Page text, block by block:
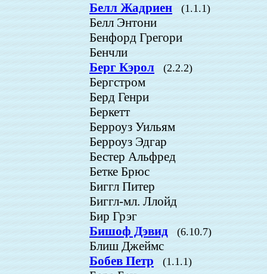
Белл Жадриен
(1.1.1)
Белл Энтони
Бенфорд Грегори
Бенчли
Берг Кэрол
(2.2.2)
Бергстром
Берд Генри
Беркетт
Берроуз Уильям
Берроуз Эдгар
Бестер Альфред
Бетке Брюс
Биггл Питер
Биггл-мл. Ллойд
Бир Грэг
Бишоф Дэвид
(6.10.7)
Блиш Джеймс
Бобев Петр
(1.1.1)